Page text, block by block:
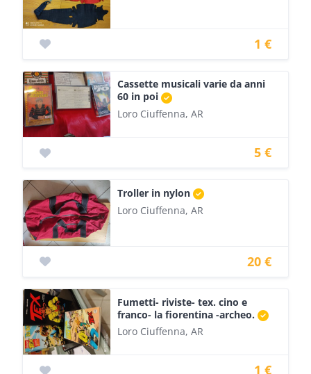
1 €
Cassette musicali varie da anni
60 in poi
Loro Ciuffenna, AR
5 €
Troller in nylon
Loro Ciuffenna, AR
20 €
Fumetti- riviste- tex. cino e
franco- la fiorentina -archeo.
Loro Ciuffenna, AR
1 €